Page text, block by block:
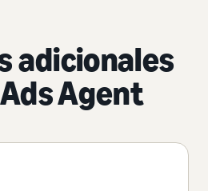
adicionales
Agent